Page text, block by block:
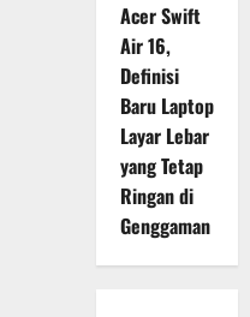
Acer Swift
Air 16,
Definisi
Baru Laptop
Layar Lebar
yang Tetap
Ringan di
Genggaman